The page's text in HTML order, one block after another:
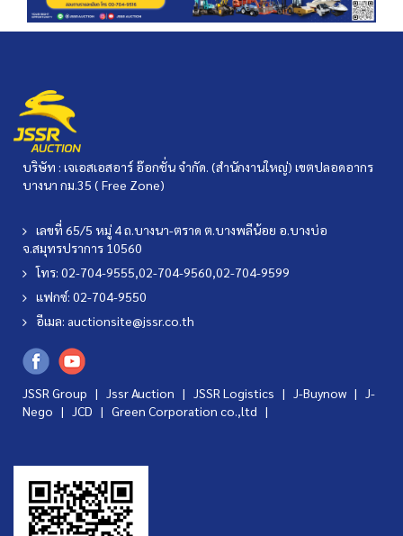
บริษัท : เจเอสเอสอาร์ อ๊อกชั่น จำกัด. (สำนักงานใหญ่) เขตปลอดอากร
บางนา กม.35 ( Free Zone)
เลขที่ 65/5 หมู่ 4 ถ.บางนา-ตราด ต.บางพลีน้อย อ.บางบ่อ
จ.สมุทรปราการ 10560
โทร: 02-704-9555,02-704-9560,02-704-9599
แฟกซ์: 02-704-9550
อีเมล: auctionsite@jssr.co.th
JSSR Group | Jssr Auction | JSSR Logistics | J-Buynow | J-
Nego | JCD | Green Corporation co.,ltd |